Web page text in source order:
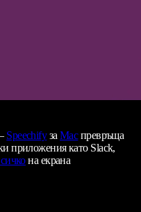
SpeechifyзаMacпревръща
приложения като Slack,
на екрана